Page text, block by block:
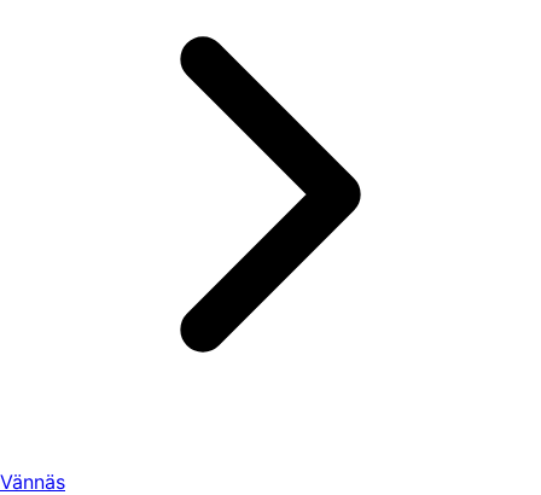
Vännäs